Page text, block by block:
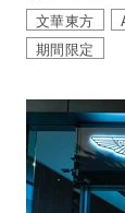
文華東方
期間限定